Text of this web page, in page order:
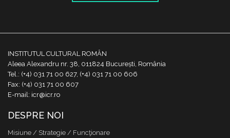
INSTITUTUL CULTURAL ROMÂN
Aleea Alexandru nr. 38, 011824 București, România
Tel.: (+4) 031 71 00 627, (+4) 031 71 00 606
Fax: (+4) 031 71 00 607
E-mail: icr@icr.ro
DESPRE NOI
Misiune / Strategie / Funcţionare